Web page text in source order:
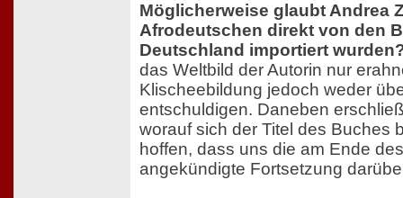
Möglicherweise glaubt Andrea
Afrodeutschen direkt von den
Deutschland importiert
das Weltbild der Autorin nur
Klischeebildung jedoch weder
entschuldigen. Daneben
worauf sich der Titel des Buches
hoffen, dass uns die am Ende
angekündigte Fortsetzung